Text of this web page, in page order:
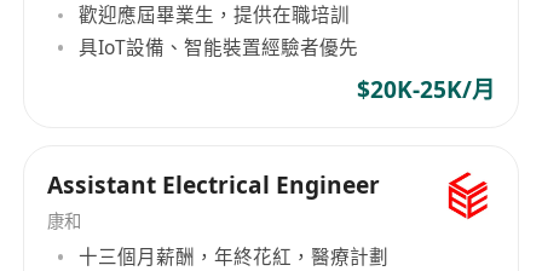
歡迎應屆畢業生，提供在職培訓
具IoT設備、智能裝置經驗者優先
$20K-25K/月
Assistant Electrical Engineer
康和
十三個月薪酬，年終花紅，醫療計劃